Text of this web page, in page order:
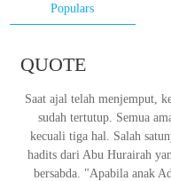
Populars
QUOTE
Saat ajal telah menjemput,
sudah tertutup. Semua
kecuali tiga hal. Salah
hadits dari Abu Hurairah
bersabda. "Apabila anak